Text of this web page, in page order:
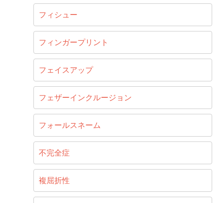
フィシュー
フィンガープリント
フェイスアップ
フェザーインクルージョン
フォールスネーム
不完全症
複屈折性